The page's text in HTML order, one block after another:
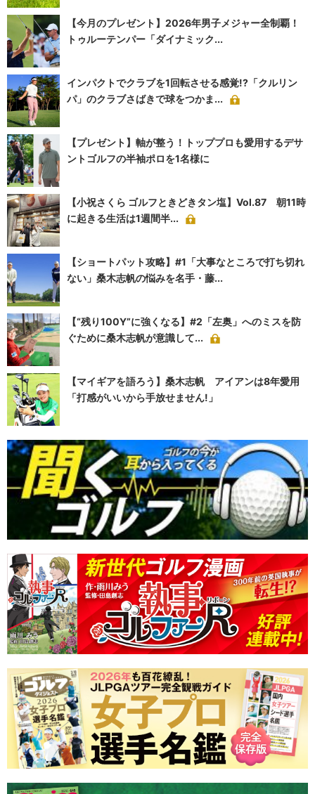
【今月のプレゼント】2026年男子メジャー全制覇！
トゥルーテンパー「ダイナミック...
インパクトでクラブを1回転させる感覚!?「クルリン
パ」のクラブさばきで球をつかま...
【プレゼント】軸が整う！トッププロも愛用するデサ
ントゴルフの半袖ポロを1名様に
【小祝さくら ゴルフときどきタン塩】Vol.87 朝11時
に起きる生活は1週間半...
【ショートパット攻略】#1「大事なところで打ち切れ
ない」桑木志帆の悩みを名手・藤...
【“残り100Y”に強くなる】#2「左奥」へのミスを防
ぐために桑木志帆が意識して...
【マイギアを語ろう】桑木志帆 アイアンは8年愛用
「打感がいいから手放せません!」